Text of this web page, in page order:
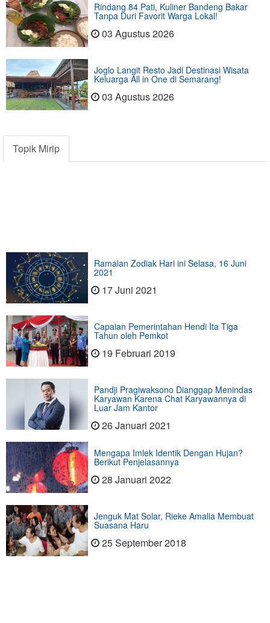
Rindang 84 Pati, Kuliner Bandeng Bakar
Tanpa Duri Favorit Warga Lokal!
03 Agustus 2026
Joglo Langit Resto Jadi Destinasi Wisata
Keluarga All in One di Semarang!
03 Agustus 2026
Topik Mirip
Ramalan Zodiak Hari ini Selasa, 16 Juni
2021
17 Juni 2021
Capaian Pemerintahan Hendi Ita Tiga
Tahun oleh Pemkot
19 Februari 2019
Pandji Pragiwaksono Dianggap Menindas
Karyawan Karena Chat Karyawannya di
Luar Jam Kantor
26 Januari 2021
Mengapa Imlek Identik Dengan Hujan?
Berikut Penjelasannya
28 Januari 2022
Jenguk Mat Solar, Rieke Amalia Membuat
Suasana Haru
25 September 2018